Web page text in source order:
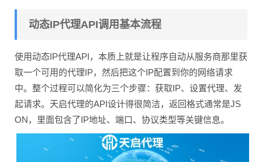
动态IP代理API调用基本流程
使用动态IP代理API，本质上就是让程序自动从服务商那里获
取一个可用的代理IP，然后把这个IP配置到你的网络请求
中。整个过程可以简化为三个步骤：获取IP、设置代理、发
起请求。天启代理的API设计得很简洁，返回格式通常是JS
ON，里面包含了IP地址、端口、协议类型等关键信息。